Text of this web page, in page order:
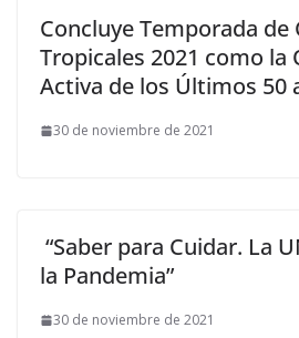
Concluye Temporada de
Tropicales 2021 como la
Activa de los Últimos 50
30 de noviembre de 2021
“Saber para Cuidar. La
la Pandemia”
30 de noviembre de 2021